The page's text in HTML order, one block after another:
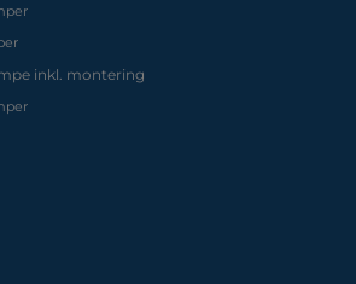
inkl. montering